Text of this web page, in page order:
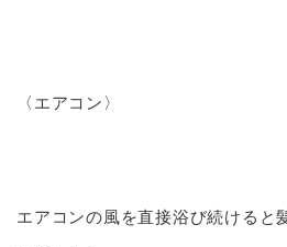
〈エアコン〉
エアコンの風を直接浴び続けると